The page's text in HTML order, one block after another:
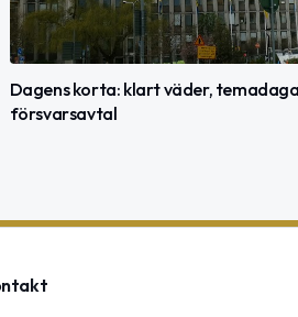
Dagens korta: klart väder,
försvarsavtal